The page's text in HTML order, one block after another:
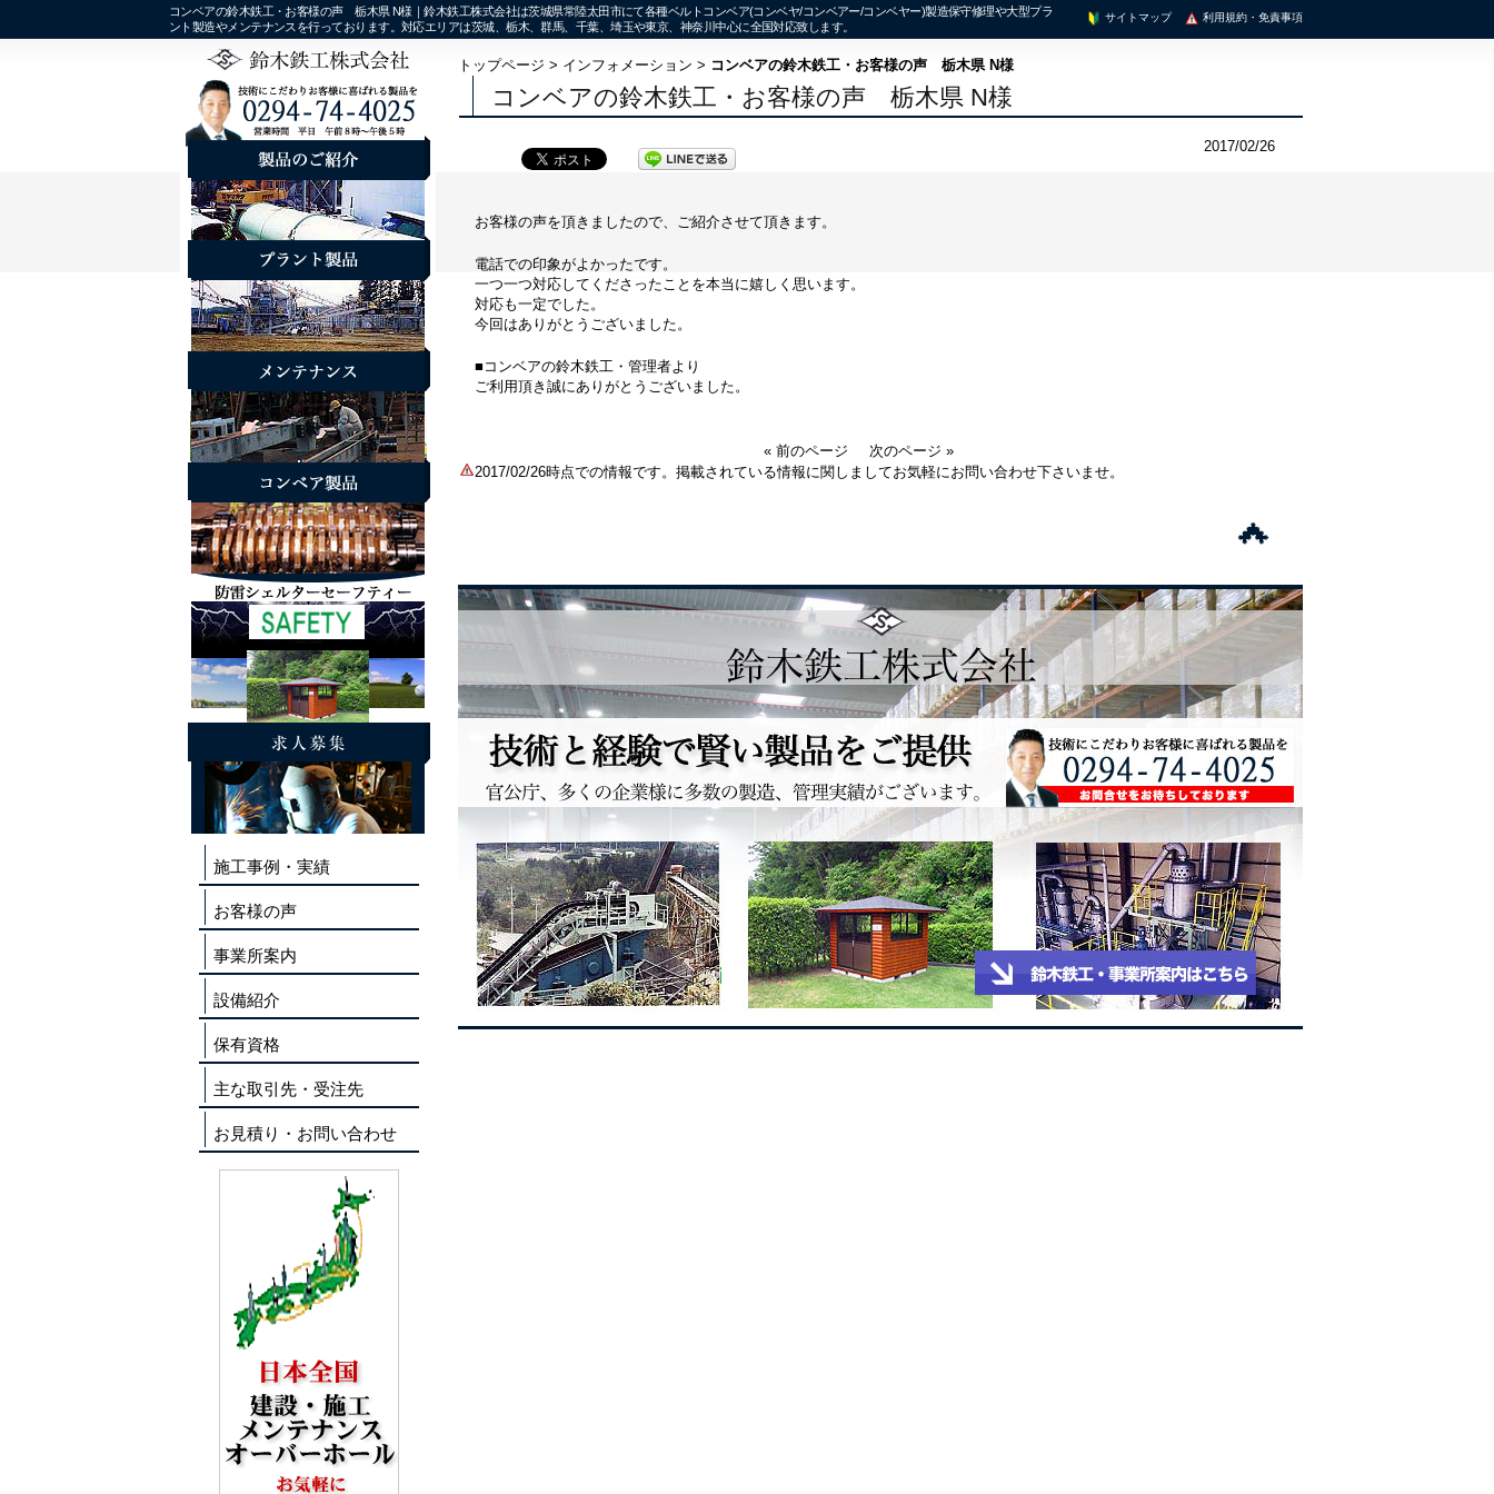
コンベアの鈴木鉄工・お客様の声 栃木県 N様｜鈴木鉄工株式会社は茨城県常陸太田市にて各種ベルトコンベア(コンベヤ/コンベアー/コンベヤー)製造保守修理や大型プラ
ント製造やメンテナンスを行っております。対応エリアは茨城、栃木、群馬、千葉、埼玉や東京、神奈川中心に全国対応致します。
利用規約・免責事項
サイトマップ
トップページ > インフォメーション > コンベアの鈴木鉄工・お客様の声 栃木県 N様
コンベアの鈴木鉄工・お客様の声 栃木県 N様
2017/02/26
お客様の声を頂きましたので、ご紹介させて頂きます。
電話での印象がよかったです。
一つ一つ対応してくださったことを本当に嬉しく思います。
対応も一定でした。
今回はありがとうございました。
■コンベアの鈴木鉄工・管理者より
ご利用頂き誠にありがとうございました。
« 前のページ
次のページ »
2017/02/26時点での情報です。掲載されている情報に関しましてお気軽にお問い合わせ下さいませ。
施工事例・実績
お客様の声
事業所案内
設備紹介
保有資格
主な取引先・受注先
お見積り・お問い合わせ